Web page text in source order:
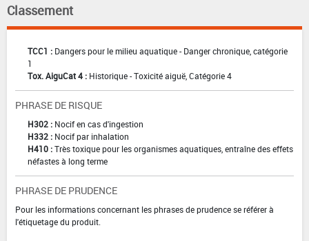
Classement
TCC1 : Dangers pour le milieu aquatique - Danger chronique, catégorie
1
Tox. AiguCat 4 : Historique - Toxicité aiguë, Catégorie 4
PHRASE DE RISQUE
H302 : Nocif en cas d'ingestion
H332 : Nocif par inhalation
H410 :Très toxique pour les organismes aquatiques, entraîne des effets
néfastes à long terme
PHRASE DE PRUDENCE
Pour les informations concernant les phrases de prudence se référer à
l'étiquetage du produit.